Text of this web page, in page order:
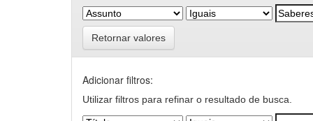
Retornar valores
Adicionar filtros:
Utilizar filtros para refinar o resultado de busca.